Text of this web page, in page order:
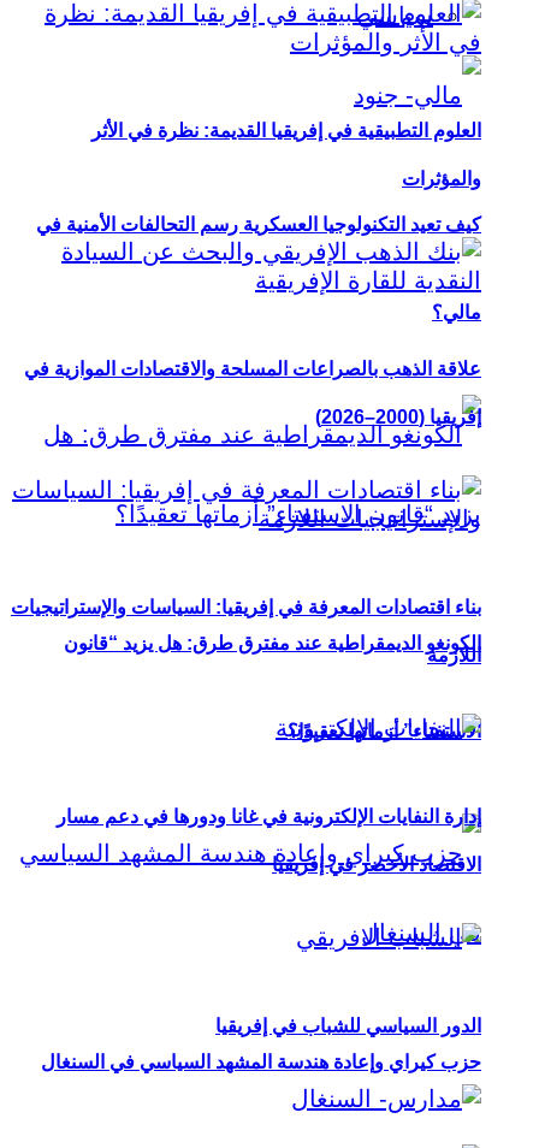
سياسي
كيف تعيد التكنولوجيا العسكرية رسم التحالفات الأمنية في
مالي؟
الكونغو الديمقراطية عند مفترق طرق: هل يزيد “قانون
الاستفتاء” أزماتها تعقيدًا؟
حزب كيراي وإعادة هندسة المشهد السياسي في السنغال
العلوم التطبيقية في إفريقيا القديمة: نظرة في الأثر
والمؤثرات
علاقة الذهب بالصراعات المسلحة والاقتصادات الموازية في
إفريقيا (2000–2026)
بناء اقتصادات المعرفة في إفريقيا: السياسات والإستراتيجيات
اللازمة
إدارة النفايات الإلكترونية في غانا ودورها في دعم مسار
الاقتصاد الأخضر في إفريقيا
الدور السياسي للشباب في إفريقيا